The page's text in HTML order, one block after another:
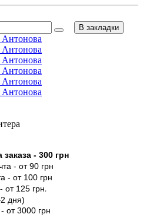
- 300 грн
- от 90 грн
- от 100 грн
от 125 грн.
дня)
- от 3000 грн
В закладки